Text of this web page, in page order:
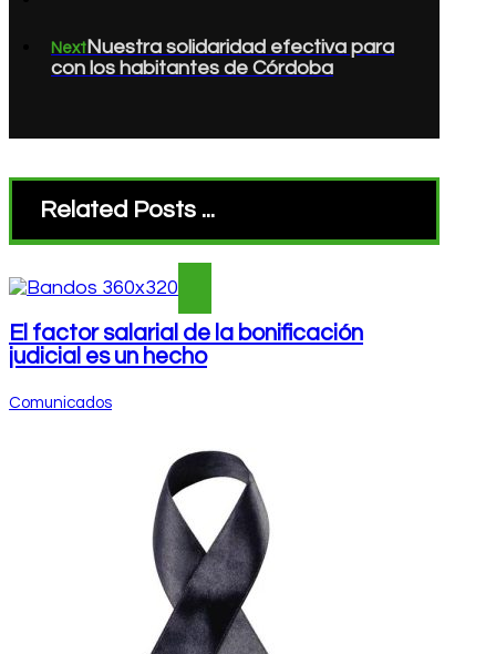
NextNuestra solidaridad efectiva para
con los habitantes de Córdoba
Related Posts ...
El factor salarial de la bonificación
judicial es un hecho
Comunicados